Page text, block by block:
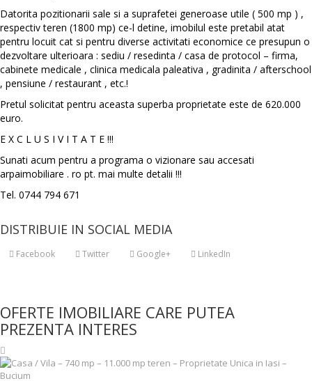
Datorita pozitionarii sale si a suprafetei generoase utile ( 500 mp ) ,
respectiv teren (1800 mp) ce-l detine, imobilul este pretabil atat
pentru locuit cat si pentru diverse activitati economice ce presupun o
dezvoltare ulterioara : sediu / resedinta / casa de protocol – firma,
cabinete medicale , clinica medicala paleativa , gradinita / afterschool
, pensiune / restaurant , etc.!
Pretul solicitat pentru aceasta superba proprietate este de 620.000
euro.
E X C L U S I V I T A T E !!!
Sunati acum pentru a programa o vizionare sau accesati
arpaimobiliare . ro pt. mai multe detalii !!!
Tel. 0744 794 671
DISTRIBUIE IN SOCIAL MEDIA
Facebook Twitter Google+ LinkedIn
OFERTE IMOBILIARE CARE PUTEA
PREZENTA INTERES